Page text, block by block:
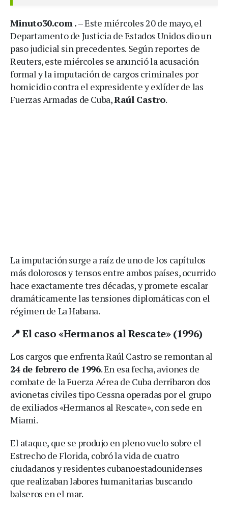
Minuto30.com .– Este miércoles 20 de mayo, el
Departamento de Justicia de Estados Unidos dio un
paso judicial sin precedentes. Según reportes de
Reuters, este miércoles se anunció la acusación
formal y la imputación de cargos criminales por
homicidio contra el expresidente y exlíder de las
Fuerzas Armadas de Cuba,Raúl Castro.
La imputación surge a raíz de uno de los capítulos
más dolorosos y tensos entre ambos países, ocurrido
hace exactamente tres décadas, y promete escalar
dramáticamente las tensiones diplomáticas con el
régimen de La Habana.
📍 El caso «Hermanos al Rescate» (1996)
Los cargos que enfrenta Raúl Castro se remontan al
24 de febrero de 1996.En esa fecha, aviones de
combate de la Fuerza Aérea de Cuba derribaron dos
avionetas civiles tipo Cessna operadas por el grupo
de exiliados «Hermanos al Rescate», con sede en
Miami.
El ataque, que se produjo en pleno vuelo sobre el
Estrecho de Florida, cobró la vida de cuatro
ciudadanos y residentes cubanoestadounidenses
que realizaban labores humanitarias buscando
balseros en el mar.